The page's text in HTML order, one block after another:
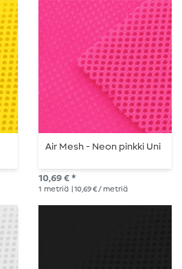
Air Mesh - Neon pinkki Uni
10,69 € *
1 metriä | 10,69 € / metriä